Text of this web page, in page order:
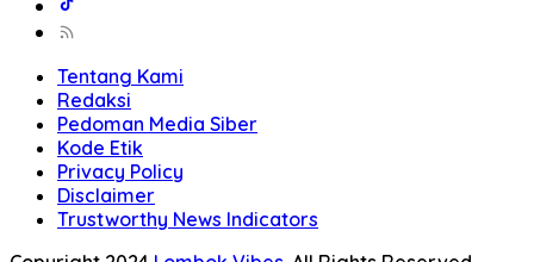
Tentang Kami
Redaksi
Pedoman Media Siber
Kode Etik
Privacy Policy
Disclaimer
Trustworthy News Indicators